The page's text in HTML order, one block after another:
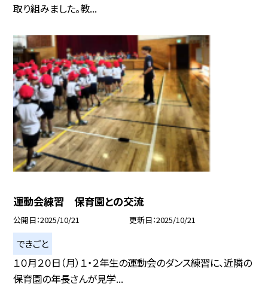
取り組みました。教...
運動会練習 保育園との交流
公開日 2025/10/21 更新日 2025/10/21
できごと
１０月２０日（月）１・２年生の運動会のダンス練習に、近隣の
保育園の年長さんが見学...